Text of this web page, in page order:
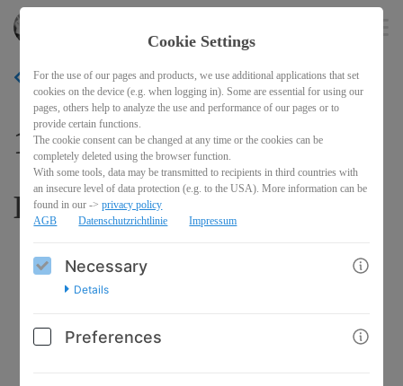
BACK
101 Video-Ideen für dein
Business
Cookie Settings
For the use of our pages and products, we use additional applications that set
cookies on the device (e.g. when logging in). Some are essential for using our
pages, others help to analyze the use and performance of our pages or to
provide certain functions.
The cookie consent can be changed at any time or the cookies can be
completely deleted using the browser function.
With some tools, data may be transmitted to recipients in third countries with
an insecure level of data protection (e.g. to the USA). More information can be
found in our ->privacy policy
AGB
Datenschutzrichtlinie Impressum
Necessary
Details
Preferences